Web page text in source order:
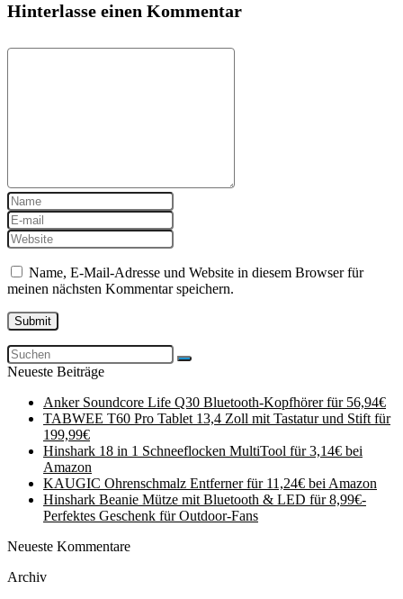
Hinterlasse einen Kommentar
Name, E-Mail-Adresse und Website in diesem Browser für
meinen nächsten Kommentar speichern.
Neueste Beiträge
Anker Soundcore Life Q30 Bluetooth-Kopfhörer für 56,94€
TABWEE T60 Pro Tablet 13,4 Zoll mit Tastatur und Stift für
199,99€
Hinshark 18 in 1 Schneeflocken MultiTool für 3,14€ bei
Amazon
KAUGIC Ohrenschmalz Entferner für 11,24€ bei Amazon
Hinshark Beanie Mütze mit Bluetooth & LED für 8,99€-
Perfektes Geschenk für Outdoor-Fans
Neueste Kommentare
Archiv